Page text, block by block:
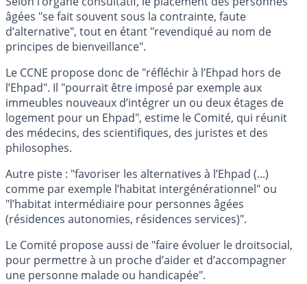
âgées "se fait souvent sous la contrainte, faute
d’alternative", tout en étant "revendiqué au nom de
principes de bienveillance".
Le CCNE propose donc de "réfléchir à l’Ehpad hors de
l’Ehpad". Il "pourrait être imposé par exemple aux
immeubles nouveaux d’intégrer un ou deux étages de
logement pour un Ehpad", estime le Comité, qui réunit
des médecins, des scientifiques, des juristes et des
philosophes.
Autre piste : "favoriser les alternatives à l’Ehpad (...)
comme par exemple l’habitat intergénérationnel" ou
"l’habitat intermédiaire pour personnes âgées
(résidences autonomies, résidences services)".
Le Comité propose aussi de "faire évoluer le droitsocial,
pour permettre à un proche d’aider et d’accompagner
une personne malade ou handicapée".